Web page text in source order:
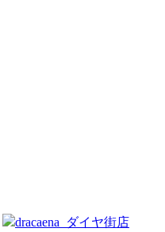
dracaena_ダイヤ街店